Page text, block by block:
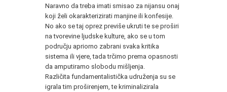
Naravno da treba imati smisao za nijansu onaj
koji želi okarakterizirati manjine ili konfesije.
No ako se taj oprez previše ukruti te se proširi
na tvorevine ljudske kulture, ako se u tom
području apriorno zabrani svaka kritika
sistema ili vjere, tada trčimo prema opasnosti
da amputiramo slobodu mišljenja.
Različita fundamentalistička udruženja su se
igrala tim proširenjem, te kriminalizirala